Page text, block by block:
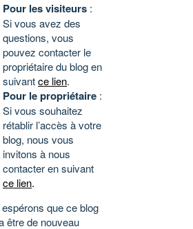
Pour les visiteurs :
Si vous avez des
questions, vous
pouvez contacter le
propriétaire du blog en
suivantce lien.
Pour le propriétaire :
Si vous souhaitez
rétablir l’accès à votre
blog, nous vous
invitons à nous
contacter en suivant
ce lien.
que ce blog
être de nouveau